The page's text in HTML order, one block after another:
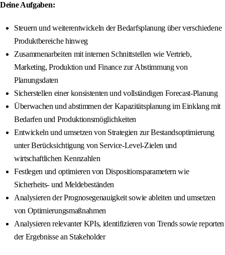
Deine Aufgaben:
Steuern und weiterentwickeln der Bedarfsplanung über verschiedene
Produktbereiche hinweg
Zusammenarbeiten mit internen Schnittstellen wie Vertrieb,
Marketing, Produktion und Finance zur Abstimmung von
Planungsdaten
Sicherstellen einer konsistenten und vollständigen Forecast-Planung
Überwachen und abstimmen der Kapazitätsplanung im Einklang mit
Bedarfen und Produktionsmöglichkeiten
Entwickeln und umsetzen von Strategien zur Bestandsoptimierung
unter Berücksichtigung von Service-Level-Zielen und
wirtschaftlichen Kennzahlen
Festlegen und optimieren von Dispositionsparametern wie
Sicherheits- und Meldebeständen
Analysieren der Prognosegenauigkeit sowie ableiten und umsetzen
von Optimierungsmaßnahmen
Analysieren relevanter KPIs, identifizieren von Trends sowie reporten
der Ergebnisse an Stakeholder